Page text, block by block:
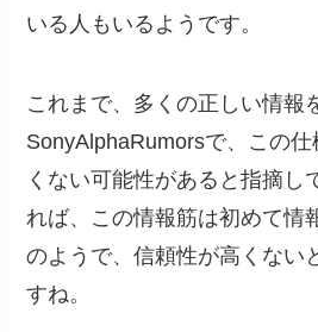
いる人もいるようです。
これまで、多くの正しい情報
SonyAlphaRumorsで、この
くない可能性があると指摘し
れば、この情報筋は初めて情
のようで、信頼性が高くない
すね。